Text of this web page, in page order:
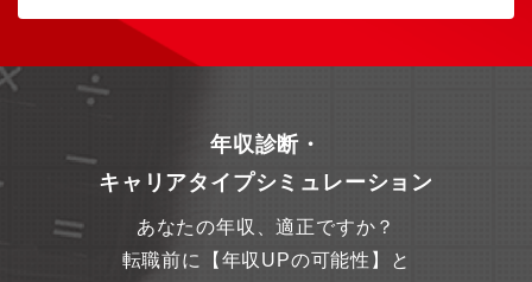
像】売り上げももちろん大切ですが、顧客志向・ホスピタリティ
が高い方が多くバランスの取れた方が活躍している傾向にありま
す。感動体験を与えられるよう創意工夫できる人がマッチしてい
ます。また、組織・店づくり・チーム作り力入れてきた方が評価
年収診断・
キャリアタイプシミュレーション
あなたの年収、適正ですか？
転職前に【年収UPの可能性】と